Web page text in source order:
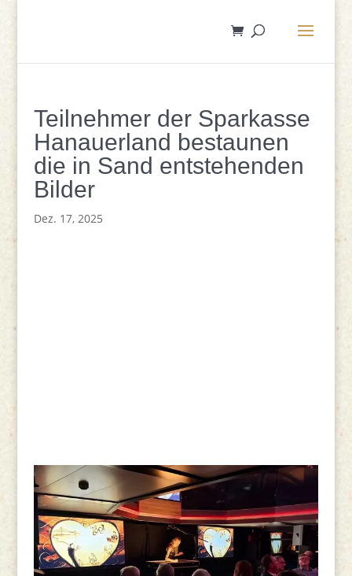
Teilnehmer der Sparkasse
Hanauerland bestaunen
die in Sand entstehenden
Bilder
Dez. 17, 2025